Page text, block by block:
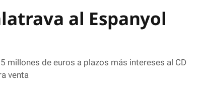
al Espanyol
millones de euros a plazos más intereses al CD
venta